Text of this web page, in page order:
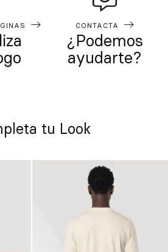
CONTACTA
¿Podemos
ayudarte?
tu Look